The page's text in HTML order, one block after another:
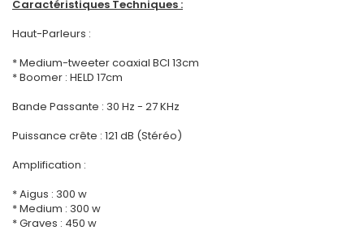
Caractéristiques Techniques :
Haut-Parleurs :
* Medium-tweeter coaxial BCI 13cm
* Boomer : HELD 17cm
Bande Passante : 30 Hz - 27 KHz
Puissance crête : 121 dB (Stéréo)
Amplification :
* Aigus : 300 w
* Medium : 300 w
* Graves : 450 w